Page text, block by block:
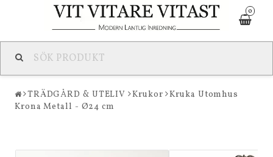
0
TRÄDGÅRD & UTELIV Krukor Kruka Utomhus
Krona Metall - Ø24 cm